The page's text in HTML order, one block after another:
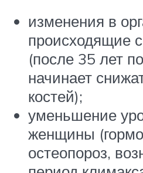
изменения в
происходящие
(после 35 лет
начинает
костей);
уменьшение
женщины
остеопороз,